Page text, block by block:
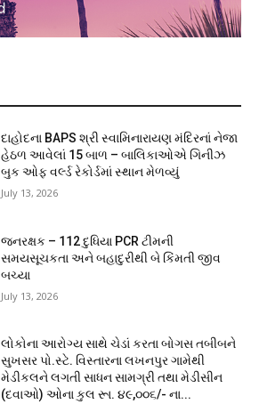
દાહોદના BAPS શ્રી સ્વામિનારાયણ મંદિરનાં નેજા
હેઠળ આવેલાં 15 બાળ – બાલિકાઓએ ગિનીઝ
બુક ઓફ વર્લ્ડ રેકોર્ડમાં સ્થાન મેળવ્યું
July 13, 2026
જનરક્ષક – 112 દુધિયા PCR ટીમની
સમયસૂચકતા અને બહાદુરીથી બે કિંમતી જીવ
બચ્યા
July 13, 2026
લોકોના આરોગ્ય સાથે ચેડાં કરતા બોગસ તબીબને
સુખસર પો.સ્ટે. વિસ્તારના લખનપુર ગામેથી
મેડીકલને લગતી સાધન સામગ્રી તથા મેડીસીન
(દવાઓ) ઓના કુલ રૂા. ૪૯,૦૦૬/- ના...